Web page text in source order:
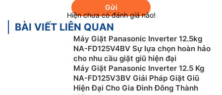
so với chế độ giặt thông thường.
Mâm giặt tinh thể bạc
Máy giặt Panasonic giá rẻNA-F10S10BRV sử dụng
mâm giặt với các tinh thể ion bạc mang lại hiệu quả
kháng khuẩn và chống nấm mốc cho mâm giặt và hệ
thống lọc xơ vải cùng khả năng loại bỏ cặn bột giặt.
Gửi
Hiện chưa có đánh giá nào!
BÀI VIẾT LIÊN QUAN
Máy Giặt Panasonic Inverter 12.5kg
NA-FD125V4BV Sự lựa chọn hoàn hảo
cho nhu cầu giặt giũ hiện đại
Máy Giặt Panasonic Inverter 12.5 Kg
NA-FD125V3BV Giải Pháp Giặt Giũ
Hiện Đại Cho Gia Đình Đông Thành